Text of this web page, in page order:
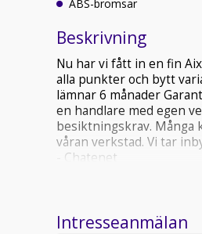
ABS-bromsar
Beskrivning
Nu har vi fått in en fin
alla punkter och bytt
lämnar 6 månader
en handlare med egen
besiktningskrav. Många
våran verkstad. Vi tar
- Chatenet
Registreringsavgift: 395:-
Intresseanmälan